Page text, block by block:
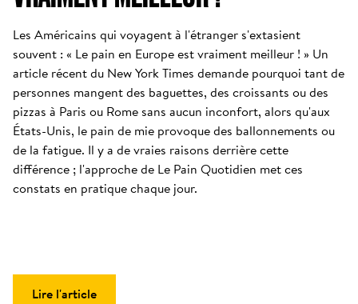
Les Américains qui voyagent à l'étranger s'extasient
souvent : « Le pain en Europe est vraiment meilleur ! » Un
article récent du New York Times demande pourquoi tant de
personnes mangent des baguettes, des croissants ou des
pizzas à Paris ou Rome sans aucun inconfort, alors qu'aux
États-Unis, le pain de mie provoque des ballonnements ou
de la fatigue. Il y a de vraies raisons derrière cette
différence ; l'approche de Le Pain Quotidien met ces
constats en pratique chaque jour.
Lire l'article